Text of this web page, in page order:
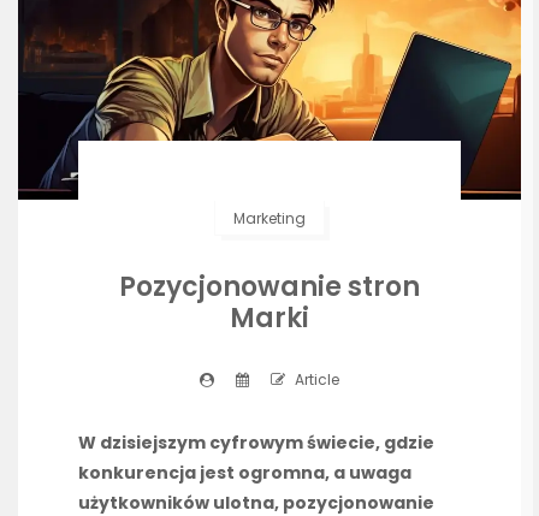
Marketing
Pozycjonowanie stron
Marki
Article
W dzisiejszym cyfrowym świecie, gdzie
konkurencja jest ogromna, a uwaga
użytkowników ulotna, pozycjonowanie